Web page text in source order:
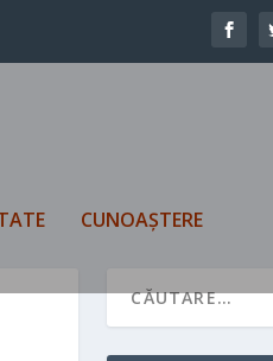
CUNOAȘTERE